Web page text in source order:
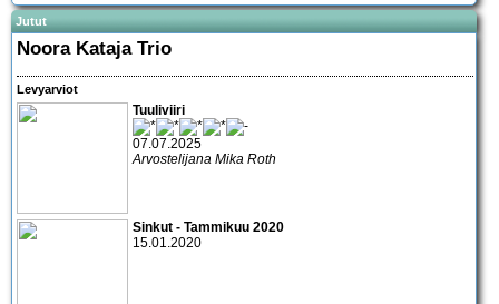
Jutut
Noora Kataja Trio
Levyarviot
Tuuliviiri
07.07.2025
Arvostelijana Mika Roth
Sinkut - Tammikuu 2020
15.01.2020